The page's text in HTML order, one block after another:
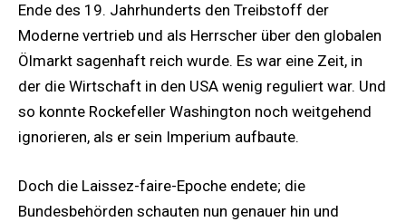
Ende des 19. Jahrhunderts den Treibstoff der
Moderne vertrieb und als Herrscher über den globalen
Ölmarkt sagenhaft reich wurde. Es war eine Zeit, in
der die Wirtschaft in den USA wenig reguliert war. Und
so konnte Rockefeller Washington noch weitgehend
ignorieren, als er sein Imperium aufbaute.
Doch die Laissez-faire-Epoche endete; die
Bundesbehörden schauten nun genauer hin und